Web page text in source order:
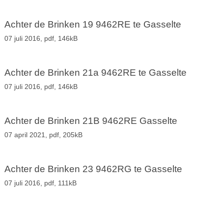
Achter de Brinken 19 9462RE te Gasselte
07 juli 2016, pdf, 146kB
Achter de Brinken 21a 9462RE te Gasselte
07 juli 2016, pdf, 146kB
Achter de Brinken 21B 9462RE Gasselte
07 april 2021, pdf, 205kB
Achter de Brinken 23 9462RG te Gasselte
07 juli 2016, pdf, 111kB